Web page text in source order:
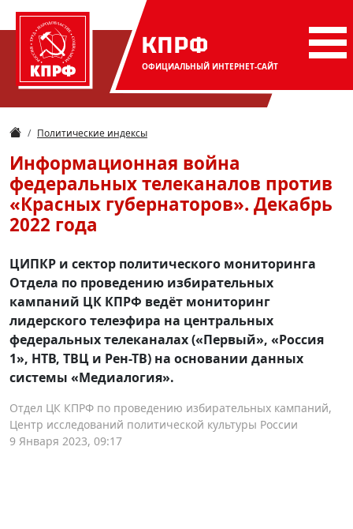
КПРФ
ОФИЦИАЛЬНЫЙ ИНТЕРНЕТ-САЙТ
Политические индексы
Информационная война
федеральных телеканалов против
«Красных губернаторов». Декабрь
2022 года
ЦИПКР и сектор политического мониторинга
Отдела по проведению избирательных
кампаний ЦК КПРФ ведёт мониторинг
лидерского телеэфира на центральных
федеральных телеканалах («Первый», «Россия
1», НТВ, ТВЦ и Рен-ТВ) на основании данных
системы «Медиалогия».
Отдел ЦК КПРФ по проведению избирательных кампаний,
Центр исследований политической культуры России
9 Января 2023, 09:17